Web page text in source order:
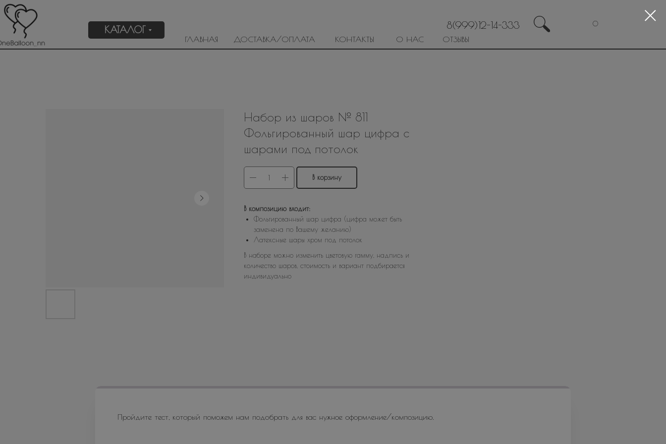
0
8(999)12-14-333
ДОСТАВКА/ОПЛАТА
ГЛАВНАЯ КОНТАКТЫ О НАС ОТЗЫВЫ
КАТАЛОГ
Набор из шаров № 811
Фольгированный шар цифра с
шарами под потолок
В корзину
В композицию входит:
Фольгированный шар цифра (цифра может быть
заменена по Вашему желанию)
Латексные шары хром под потолок
В наборе можно изменить цветовую гамму, надпись и
количество шаров, стоимость и вариант подбирается
индивидуально
Пройдите тест, который поможем нам подобрать для вас нужное оформление/композицию.